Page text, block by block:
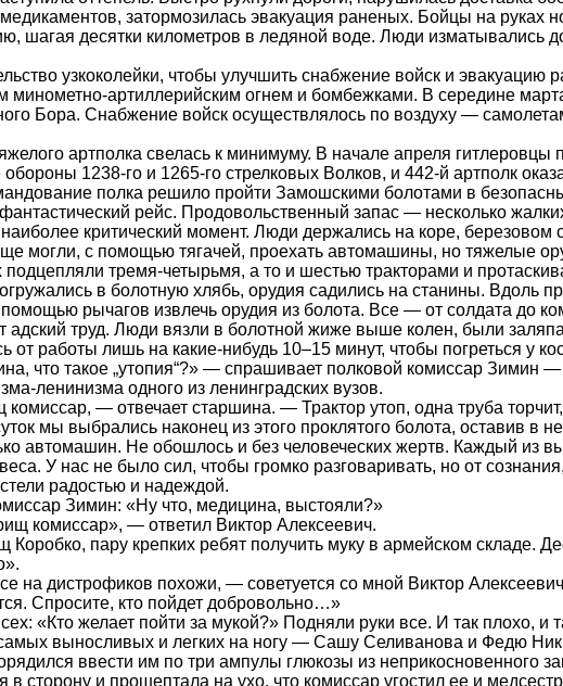
затормозилась эвакуация раненых. Бойцы на руках
шагая десятки километров в ледяной воде. Люди изматывались
узкоколейки, чтобы улучшить снабжение войск и эвакуацию
минометно-артиллерийским огнем и бомбежками. В середине
Бора. Снабжение войск осуществлялось по воздуху —
артполка свелась к минимуму. В начале апреля
1238-го и 1265-го стрелковых Волков, и 442-й артполк
полка решило пройти Замошскими болотами в
рейс. Продовольственный запас — несколько
критический момент. Люди держались на коре, березовом
могли, с помощью тягачей, проехать автомашины, но тяжелые
тремя-четырьмя, а то и шестью тракторами и
в болотную хлябь, орудия садились на станины. Вдоль
рычагов извлечь орудия из болота. Все — от солдата до
адский труд. Люди вязли в болотной жиже выше колен, были
от работы лишь на какие-нибудь 10–15 минут, чтобы погреться у
что такое „утопия“?» — спрашивает полковой комиссар Зимин
ленинизма одного из ленинградских вузов.
— отвечает старшина. — Трактор утоп, одна труба
мы выбрались наконец из этого проклятого болота, оставив в
автомашин. Не обошлось и без человеческих жертв. Каждый из
У нас не было сил, чтобы громко разговаривать, но от
радостью и надеждой.
Зимин: «Ну что, медицина, выстояли?»
комиссар», — ответил Виктор Алексеевич.
пару крепких ребят получить муку в армейском складе.
на дистрофиков похожи, — советуется со мной Виктор
Спросите, кто пойдет добровольно…»
«Кто желает пойти за мукой?» Подняли руки все. И так плохо, и
выносливых и легких на ногу — Сашу Селиванова и Федю
ввести им по три ампулы глюкозы из неприкосновенного
в сторону и прошептала на ухо, что комиссар угостил ее и